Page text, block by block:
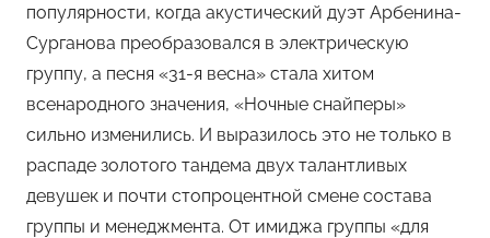
о
м
Х
е
м
у
л
ь
популярности, когда акустический дуэт Арбенина-
Сурганова преобразовался в электрическую
группу, а песня «31-я весна» стала хитом
всенародного значения, «Ночные снайперы»
сильно изменились. И выразилось это не только в
распаде золотого тандема двух талантливых
девушек и почти стопроцентной смене состава
группы и менеджмента. От имиджа группы «для